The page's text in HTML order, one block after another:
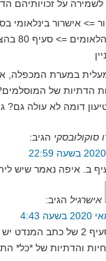
=> אישרור בינלאומי
מטעם
במערת המכפלה,
הדתיות של
סוקולובסקי הגיב:
אישרגיל הגיב:
לפי סעיף 2 של כתב
והדתיות של *כל*